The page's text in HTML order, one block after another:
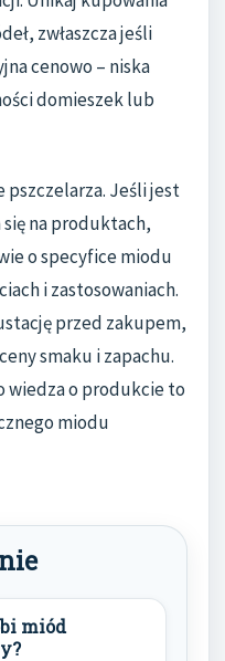
zwłaszcza jeśli
cenowo – niska
domieszek lub
pszczelarza. Jeśli jest
na produktach,
o specyfice miodu
i zastosowaniach.
przed zakupem,
smaku i zapachu.
wiedza o produkcie to
miodu
miód